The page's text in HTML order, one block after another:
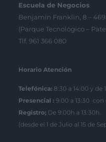
Escuela de Negocios
Benjamín Franklin, 8 –
(Parque Tecnológico –
Tlf. 961 366 080
Horario Atención
Telefónica: 8:30 a 14:00 y de
Presencial : 9:00 a 13:30 con
Registro; De 9:00h a 13:30h.
(desde el 1 de Julio al 15 de